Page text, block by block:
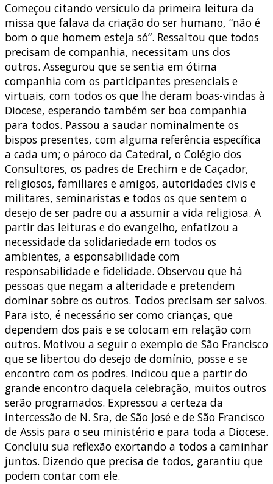
Começou citando versículo da primeira leitura da
missa que falava da criação do ser humano, “não é
bom o que homem esteja só”. Ressaltou que todos
precisam de companhia, necessitam uns dos
outros. Assegurou que se sentia em ótima
companhia com os participantes presenciais e
virtuais, com todos os que lhe deram boas-vindas à
Diocese, esperando também ser boa companhia
para todos. Passou a saudar nominalmente os
bispos presentes, com alguma referência específica
a cada um; o pároco da Catedral, o Colégio dos
Consultores, os padres de Erechim e de Caçador,
religiosos, familiares e amigos, autoridades civis e
militares, seminaristas e todos os que sentem o
desejo de ser padre ou a assumir a vida religiosa. A
partir das leituras e do evangelho, enfatizou a
necessidade da solidariedade em todos os
ambientes, a esponsabilidade com
responsabilidade e fidelidade. Observou que há
pessoas que negam a alteridade e pretendem
dominar sobre os outros. Todos precisam ser salvos.
Para isto, é necessário ser como crianças, que
dependem dos pais e se colocam em relação com
outros. Motivou a seguir o exemplo de São Francisco
que se libertou do desejo de domínio, posse e se
encontro com os podres. Indicou que a partir do
grande encontro daquela celebração, muitos outros
serão programados. Expressou a certeza da
intercessão de N. Sra, de São José e de São Francisco
de Assis para o seu ministério e para toda a Diocese.
Concluiu sua reflexão exortando a todos a caminhar
juntos. Dizendo que precisa de todos, garantiu que
podem contar com ele.